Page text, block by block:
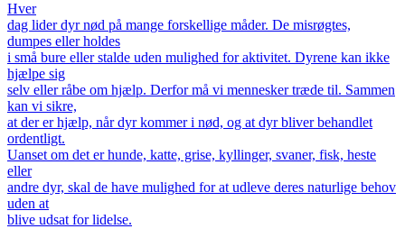
Hver
dag lider dyr nød på mange forskellige måder. De misrøgtes,
dumpes eller holdes
i små bure eller stalde uden mulighed for aktivitet. Dyrene kan ikke
hjælpe sig
selv eller råbe om hjælp. Derfor må vi mennesker træde til. Sammen
kan vi sikre,
at der er hjælp, når dyr kommer i nød, og at dyr bliver behandlet
ordentligt.
Uanset om det er hunde, katte, grise, kyllinger, svaner, fisk, heste
eller
andre dyr, skal de have mulighed for at udleve deres naturlige behov
uden at
blive udsat for lidelse.